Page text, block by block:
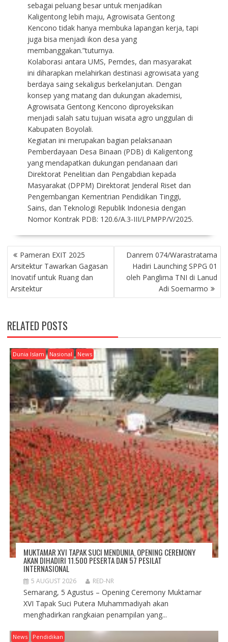
sebagai peluang besar untuk menjadikan
Kaligentong lebih maju, Agrowisata Gentong
Kencono tidak hanya membuka lapangan kerja, tapi
juga bisa menjadi ikon desa yang
membanggakan.”tuturnya.
Kolaborasi antara UMS, Pemdes, dan masyarakat
ini diharapkan melahirkan destinasi agrowisata yang
berdaya saing sekaligus berkelanjutan. Dengan
konsep yang matang dan dukungan akademisi,
Agrowisata Gentong Kencono diproyeksikan
menjadi salah satu tujuan wisata agro unggulan di
Kabupaten Boyolali.
Kegiatan ini merupakan bagian pelaksanaan
Pemberdayaan Desa Binaan (PDB) di Kaligentong
yang mendapatkan dukungan pendanaan dari
Direktorat Penelitian dan Pengabdian kepada
Masyarakat (DPPM) Direktorat Jenderal Riset dan
Pengembangan Kementrian Pendidikan Tinggi,
Sains, dan Teknologi Republik Indonesia dengan
Nomor Kontrak PDB: 120.6/A.3-III/LPMPP/V/2025.
P
O
S
T
N
V
I
G
A
T
O
N
Pameran EXIT 2025
Arsitektur Tawarkan Gagasan
Inovatif untuk Ruang dan
Arsitektur
Danrem 074/Warastratama
Hadiri Launching SPPG 01
oleh Panglima TNI di Lanud
Adi Soemarmo
RELATED POSTS
Dunia Islam Nasional News
MUKTAMAR XVI TAPAK SUCI MENDUNIA, OPENING CEREMONY
AKAN DIHADIRI 11.500 PESERTA DAN 57 PESILAT
INTERNASIONAL
5 AUGUST 2026 RED-NR
Semarang, 5 Agustus – Opening Ceremony Muktamar
XVI Tapak Suci Putera Muhammadiyah akan
menghadirkan rangkaian penampilan yang...
News Pendidikan